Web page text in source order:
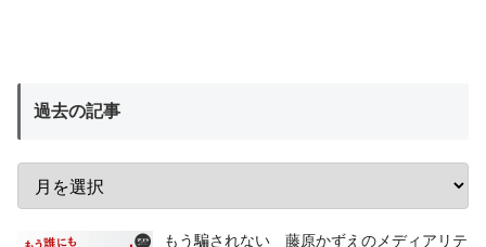
過去の記事
もう騙されない 藤原かずえのメディアリテ